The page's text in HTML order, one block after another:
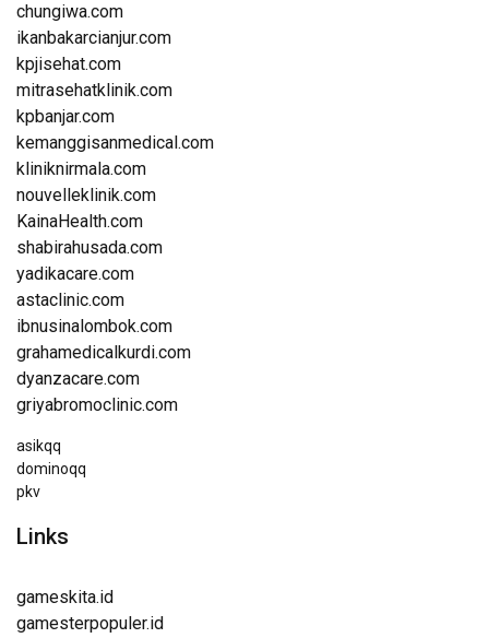
chungiwa.com
ikanbakarcianjur.com
kpjisehat.com
mitrasehatklinik.com
kpbanjar.com
kemanggisanmedical.com
kliniknirmala.com
nouvelleklinik.com
KainaHealth.com
shabirahusada.com
yadikacare.com
astaclinic.com
ibnusinalombok.com
grahamedicalkurdi.com
dyanzacare.com
griyabromoclinic.com
asikqq
dominoqq
pkv
Links
gameskita.id
gamesterpopuler.id